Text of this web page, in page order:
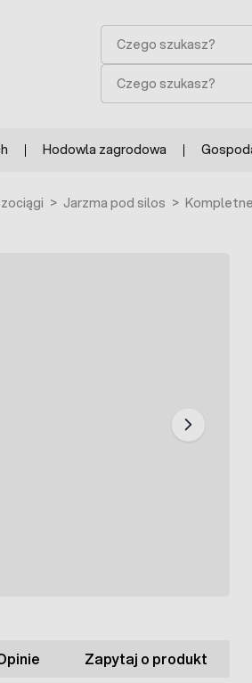
Szukaj
Szukaj
Hodowla zagrodowa
> Jarzma pod silos >
Zapytaj o produkt